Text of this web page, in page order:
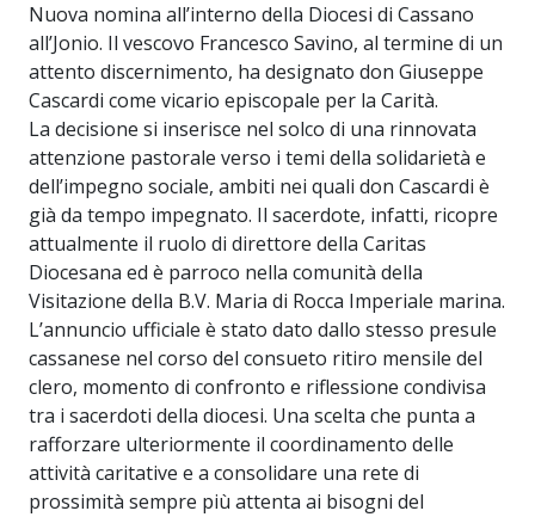
Nuova nomina all’interno della Diocesi di Cassano
all’Jonio. Il vescovo Francesco Savino, al termine di un
attento discernimento, ha designato don Giuseppe
Cascardi come vicario episcopale per la Carità.
La decisione si inserisce nel solco di una rinnovata
attenzione pastorale verso i temi della solidarietà e
dell’impegno sociale, ambiti nei quali don Cascardi è
già da tempo impegnato. Il sacerdote, infatti, ricopre
attualmente il ruolo di direttore della Caritas
Diocesana ed è parroco nella comunità della
Visitazione della B.V. Maria di Rocca Imperiale marina.
L’annuncio ufficiale è stato dato dallo stesso presule
cassanese nel corso del consueto ritiro mensile del
clero, momento di confronto e riflessione condivisa
tra i sacerdoti della diocesi. Una scelta che punta a
rafforzare ulteriormente il coordinamento delle
attività caritative e a consolidare una rete di
prossimità sempre più attenta ai bisogni del